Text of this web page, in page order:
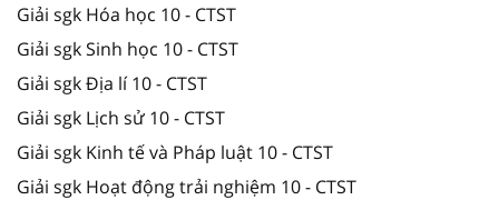
Giải sgk Hóa học 10 - CTST
Giải sgk Sinh học 10 - CTST
Giải sgk Địa lí 10 - CTST
Giải sgk Lịch sử 10 - CTST
Giải sgk Kinh tế và Pháp luật 10 - CTST
Giải sgk Hoạt động trải nghiệm 10 - CTST